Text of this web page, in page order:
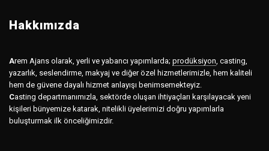
Hakkımızda
Arem Ajans olarak, yerli ve yabancı yapımlarda; prodüksiyon, casting,
yazarlık, seslendirme, makyaj ve diğer özel hizmetlerimizle, hem kaliteli
hem de güvene dayalı hizmet anlayışı benimsemekteyiz.
Casting departmanımızla, sektörde oluşan ihtiyaçları karşılayacak yeni
kişileri bünyemize katarak, nitelikli üyelerimizi doğru yapımlarla
buluşturmak ilk önceliğimizdir.